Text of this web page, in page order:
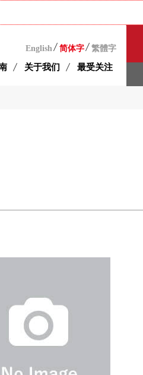
English 简体字 繁體字
关于我们 最受关注